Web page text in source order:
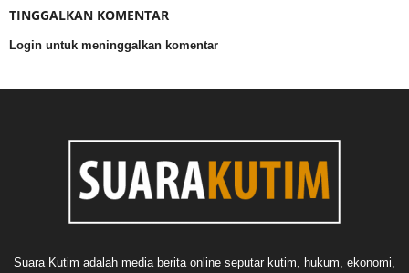
TINGGALKAN KOMENTAR
Login untuk meninggalkan komentar
Suara Kutim adalah media berita online seputar kutim, hukum, ekonomi,